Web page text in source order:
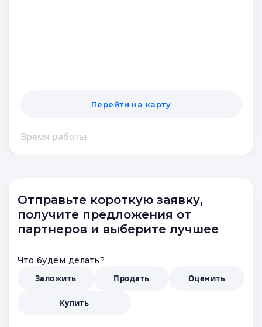
Перейти на карту
Время работы
Отправьте короткую заявку,
получите предложения от
партнеров и выберите лучшее
Что будем делать?
Заложить
Продать Оценить
Купить